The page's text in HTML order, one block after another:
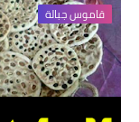
قاموس جبالة